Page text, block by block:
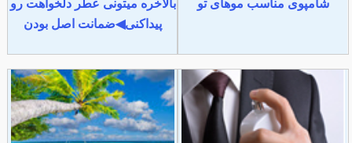
شامپوی مناسب موهای تو
بالاخره میتونی عطر دلخواهت رو
پیداکنی◀ضمانت اصل بودن